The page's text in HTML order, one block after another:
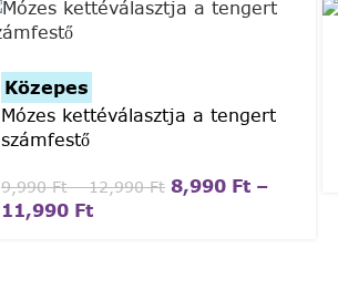
Közepes
Mózes kettéválasztja a tengert
számfestő
9,990Ft – 12,990Ft 8,990 Ft –
11,990 Ft